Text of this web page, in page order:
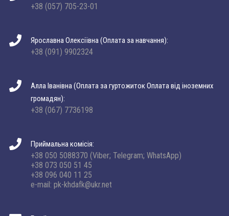
+38 (057) 705-23-01
Ярославна Олексіївна (Оплата за навчання):
+38 (091) 9902324
Алла Іванівна (Оплата за гуртожиток Оплата від іноземних
громадян):
+38 (067) 7736198
Приймальна комісія:
+38 050 5088370 (Viber; Telegram; WhatsApp)
+38 073 050 51 45
+38 096 040 11 25
e-mail: pk-khdafk@ukr.net